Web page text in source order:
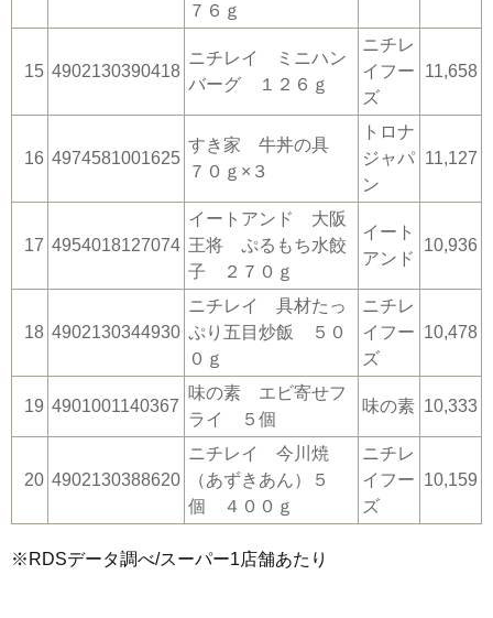
７６ｇ
15 4902130390418
ニチレイ ミニハン
バーグ １２６ｇ
ニチレ
イフー
ズ
11,658
16 4974581001625
すき家 牛丼の具
７０ｇ×３
トロナ
ジャパ
ン
11,127
17 4954018127074
イートアンド 大阪
王将 ぷるもち水餃
子 ２７０ｇ
イート
アンド
10,936
18 4902130344930
ニチレイ 具材たっ
ぷり五目炒飯 ５０
０ｇ
ニチレ
イフー
ズ
10,478
19 4901001140367
味の素 エビ寄せフ
ライ ５個
味の素 10,333
20 4902130388620
ニチレイ 今川焼
（あずきあん）５
個 ４００ｇ
ニチレ
イフー
ズ
10,159
※RDSデータ調べ/スーパー1店舗あたり